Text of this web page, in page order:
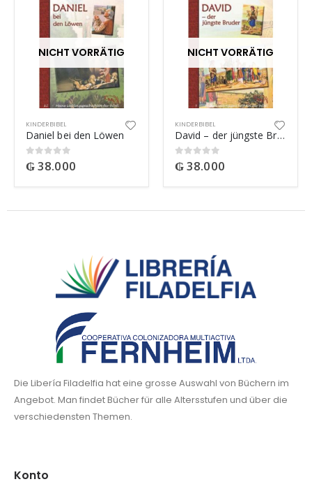
NICHT VORRÄTIG
KINDERBIBEL
Daniel bei den Löwen
0out of 5
₲38.000
NICHT VORRÄTIG
KINDERBIBEL
David – der jüngste Bruder
0out of 5
₲38.000
Die Libería Filadelfia hat eine grosse Auswahl von Büchern im
Angebot. Man findet Bücher für alle Altersstufen und über die
verschiedensten Themen.
Konto